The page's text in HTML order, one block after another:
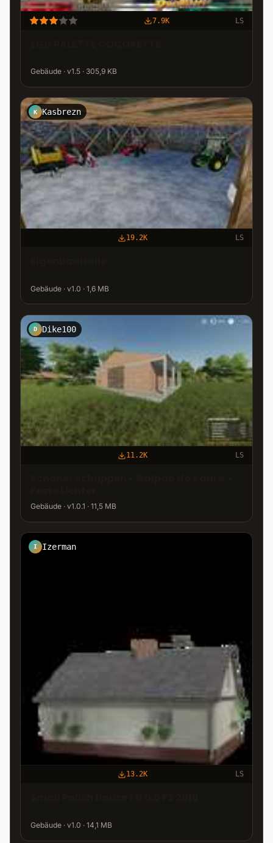
7.9K LS
Gebäude · v1.5 · 305,9 KB
K Kasbrezn
19.2K LS
Gebäude · v1.0 · 1,6 MB
D Dike100
11.2K LS
Gebäude · v1.0.1 · 11,5 MB
I Izerman
13.2K LS
Gebäude · v1.0 · 14,1 MB